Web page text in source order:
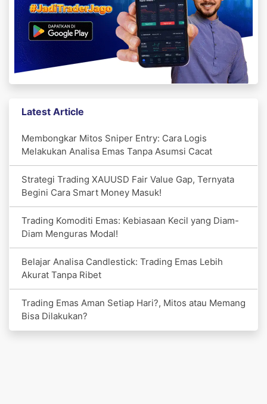
Latest Article
Membongkar Mitos Sniper Entry: Cara Logis
Melakukan Analisa Emas Tanpa Asumsi Cacat
Strategi Trading XAUUSD Fair Value Gap, Ternyata
Begini Cara Smart Money Masuk!
Trading Komoditi Emas: Kebiasaan Kecil yang Diam-
Diam Menguras Modal!
Belajar Analisa Candlestick: Trading Emas Lebih
Akurat Tanpa Ribet
Trading Emas Aman Setiap Hari?, Mitos atau Memang
Bisa Dilakukan?